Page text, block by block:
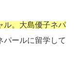
ル。大島優子ネパ
パールに留学して